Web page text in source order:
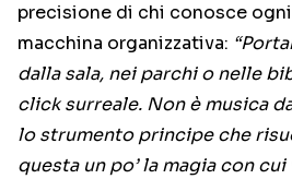
precisione di chi conosce
macchina organizzativa:
dalla sala, nei parchi o nelle
click surreale. Non è musica
lo strumento principe che
questa un po’ la magia con